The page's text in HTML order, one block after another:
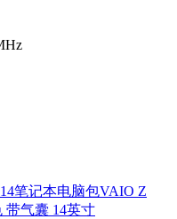
笔记本电脑包VAIO Z
带气囊 14英寸